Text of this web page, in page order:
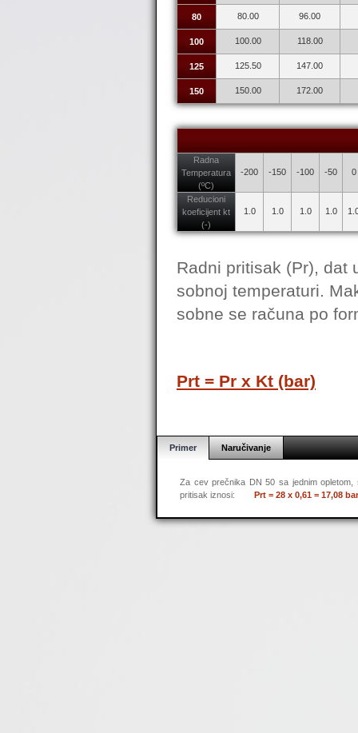
80 80.00 96.00
100 100.00 118.00
125 125.50 147.00
150 150.00 172.00
Radna
Temperatura
(ºC)
-200 -150 -100 -50 0
Reducioni
koeficijent kt
(-)
1.0 1.0 1.0 1.0
Radni pritisak (Pr), dat
sobnoj temperaturi.
sobne se računa po
Prt = Pr x Kt (bar)
Primer Naručivanje
Za cev prečnika DN 50 sa jednim opletom,
pritisak iznosi: Prt = 28 x 0,61 = 17,08